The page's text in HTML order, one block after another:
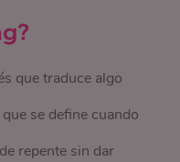
que traduce algo
se define cuando
repente sin dar